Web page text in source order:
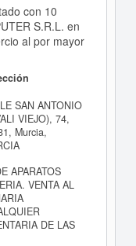
con 10
S.R.L. en
al por mayor
SAN ANTONIO
VIEJO), 74,
Murcia,
APARATOS
VENTA AL
DE LAS